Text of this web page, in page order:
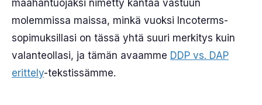
maahantuojaksi nimetty kantaa vastuun
molemmissa maissa, minkä vuoksi Incoterms-
sopimuksillasi on tässä yhtä suuri merkitys kuin
valanteollasi, ja tämän avaamme DDP vs. DAP
erittely-tekstissämme.